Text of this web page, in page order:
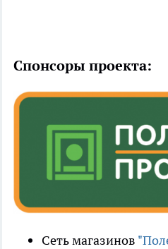
Спонсоры проекта:
Сеть магазинов